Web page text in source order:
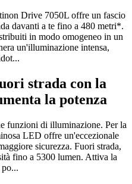
Drive 7050L offre un fascio
davanti a te fino a 480 metri*.
in modo omogeneo in un
un'illuminazione intensa,
strada con la
la potenza
funzioni di illuminazione. Per la
LED offre un'eccezionale
sicurezza. Fuori strada,
fino a 5300 lumen. Attiva la